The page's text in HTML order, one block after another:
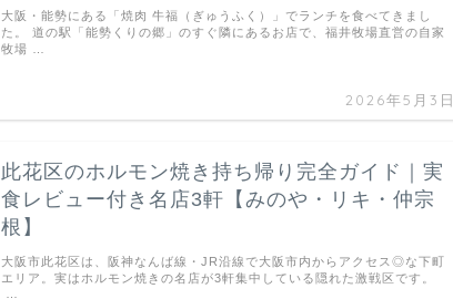
2026年5月3日
大阪・能勢にある「焼肉 牛福（ぎゅうふく）」でランチを食べてきまし
た。 道の駅「能勢くりの郷」のすぐ隣にあるお店で、福井牧場直営の自家
牧場 …
此花区のホルモン焼き持ち帰り完全ガイド｜実
食レビュー付き名店3軒【みのや・リキ・仲宗
根】
大阪市此花区は、阪神なんば線・JR沿線で大阪市内からアクセス◎な下町
エリア。実はホルモン焼きの名店が3軒集中している隠れた激戦区です。